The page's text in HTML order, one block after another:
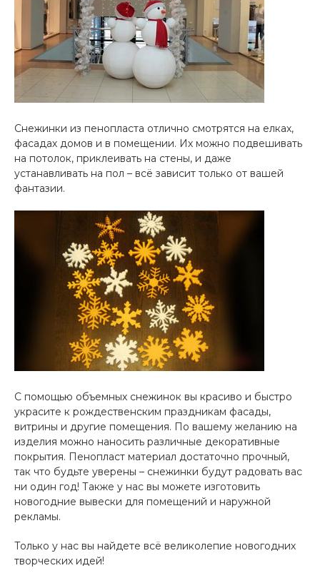
Снежинки из пенопласта отлично смотрятся на елках,
фасадах домов и в помещении. Их можно подвешивать
на потолок, приклеивать на стены, и даже
устанавливать на пол – всё зависит только от вашей
фантазии.
С помощью объемных снежинок вы красиво и быстро
украсите к рождественским праздникам фасады,
витрины и другие помещения. По вашему желанию на
изделия можно наносить различные декоративные
покрытия. Пенопласт материал достаточно прочный,
так что будьте уверены – снежинки будут радовать вас
ни один год! Также у нас вы можете изготовить
новогодние вывески для помещений и наружной
рекламы.
Только у нас вы найдете всё великолепие новогодних
творческих идей!